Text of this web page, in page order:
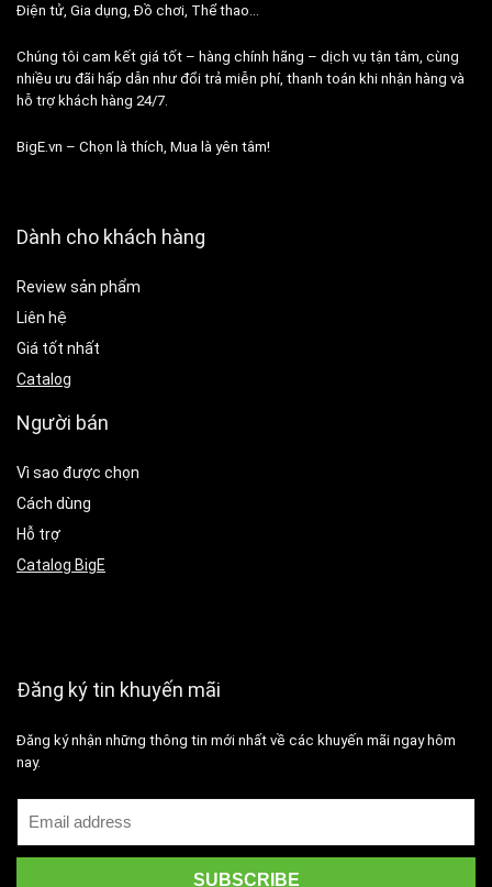
Điện tử, Gia dụng, Đồ chơi, Thể thao…
Chúng tôi cam kết giá tốt – hàng chính hãng – dịch vụ tận tâm, cùng
nhiều ưu đãi hấp dẫn như đổi trả miễn phí, thanh toán khi nhận hàng và
hỗ trợ khách hàng 24/7.
BigE.vn – Chọn là thích, Mua là yên tâm!
Dành cho khách hàng
Review sản phẩm
Liên hệ
Giá tốt nhất
Catalog
Người bán
Vì sao được chọn
Cách dùng
Hỗ trợ
Catalog BigE
Đăng ký tin khuyến mãi
Đăng ký nhận những thông tin mới nhất về các khuyến mãi ngay hôm
nay.